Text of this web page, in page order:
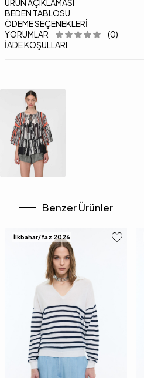
ÜRÜN AÇIKLAMASI
BEDEN TABLOSU
ÖDEME SEÇENEKLERI
YORUMLAR
(0)
İADE KOŞULLARI
Benzer Ürünler
İlkbahar/Yaz 2026